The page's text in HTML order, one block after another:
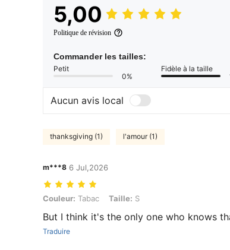
5,00
Politique de révision
Commander les tailles:
Petit
0%
Fidèle à la taille
Aucun avis local
thanksgiving (1) l'amour (1)
m***8 6 Jul,2026
Couleur: Tabac, Taille: S
Couleur: Tabac Taille: S
But I think it's the only one who knows
Traduire